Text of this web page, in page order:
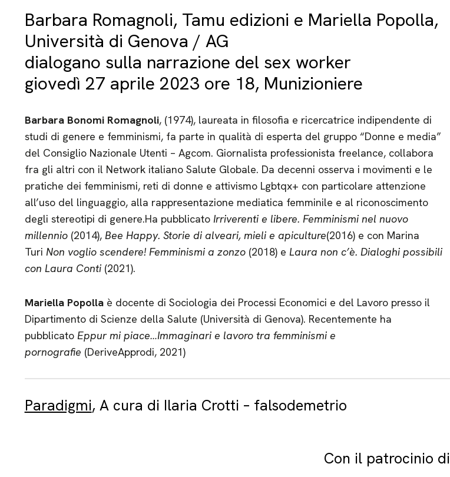
Barbara Romagnoli, Tamu edizioni e Mariella Popolla,
Università di Genova / AG
dialogano sulla narrazione del sex worker
giovedì 27 aprile 2023 ore 18, Munizioniere
Barbara Bonomi Romagnoli, (1974), laureata in filosofia e ricercatrice indipendente di
studi di genere e femminismi, fa parte in qualità di esperta del gruppo “Donne e media”
del Consiglio Nazionale Utenti – Agcom. Giornalista professionista freelance, collabora
fra gli altri con il Network italiano Salute Globale. Da decenni osserva i movimenti e le
pratiche dei femminismi, reti di donne e attivismo Lgbtqx+ con particolare attenzione
all’uso del linguaggio, alla rappresentazione mediatica femminile e al riconoscimento
degli stereotipi di genere.Ha pubblicatoIrriverenti e libere. Femminismi nel nuovo
millennio(2014), Bee Happy. Storie di alveari, mieli e apiculture(2016) e con Marina
Turi Non voglio scendere! Femminismi a zonzo(2018) e Laura non c’è. Dialoghi possibili
con Laura Conti (2021).
Mariella Popollaè docente di Sociologia dei Processi Economici e del Lavoro presso il
Dipartimento di Scienze della Salute (Università di Genova). Recentemente ha
pubblicato Eppur mi piace…Immaginari e lavoro tra femminismi e
pornografie (DeriveApprodi, 2021)
Paradigmi, A cura di Ilaria Crotti – falsodemetrio
Con il patrocinio di